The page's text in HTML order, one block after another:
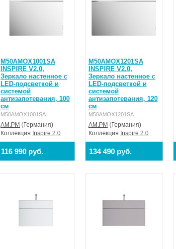
M50AMOX1001SA
INSPIRE V2.0,
Зеркало настенное с
LED-подсветкой и
системой
антизапотевания, 100
см
M50AMOX1001SA
AM.PM (Германия)
Коллекция Inspire 2.0
116 990 руб.
M50AMOX1201SA
INSPIRE V2.0,
Зеркало настенное с
LED-подсветкой и
системой
антизапотевания, 120
см
M50AMOX1201SA
AM.PM (Германия)
Коллекция Inspire 2.0
134 490 руб.